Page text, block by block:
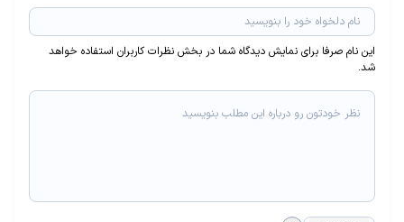
این نام صرفا برای نمایش دیدگاه شما در بخش نظرات کاربران استفاده خواهد
شد.